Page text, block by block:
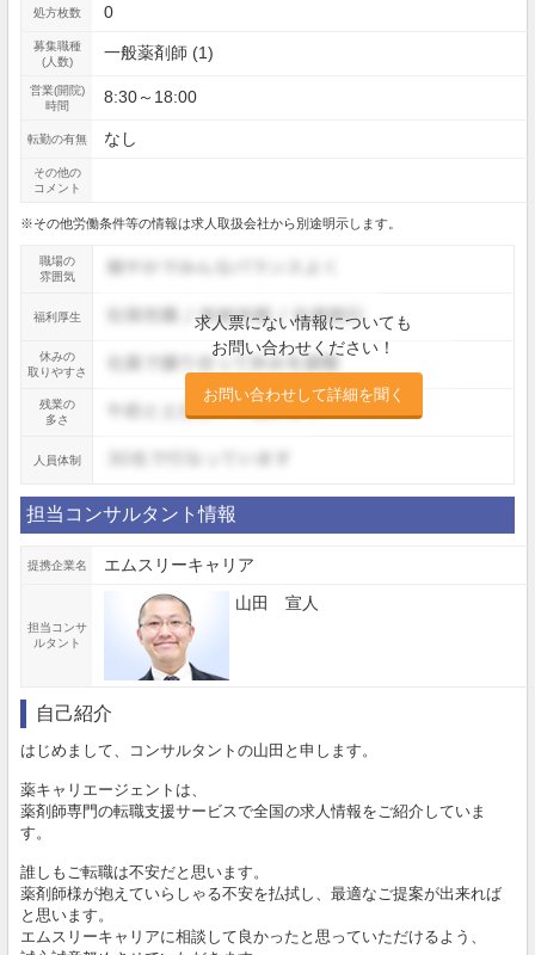
処方枚数 0
募集職種
(人数)
一般薬剤師 (1)
営業(開院)
時間
8:30～18:00
転勤の有無 なし
その他の
コメント
※その他労働条件等の情報は求人取扱会社から別途明示します。
職場の
雰囲気
求人票にない情報についても
お問い合わせください！
お問い合わせして詳細を聞く
福利厚生
休みの
取りやすさ
残業の
多さ
人員体制
担当コンサルタント情報
提携企業名 エムスリーキャリア
担当コンサ
ルタント
山田 宣人
自己紹介
はじめまして、コンサルタントの山田と申します。
薬キャリエージェントは、
薬剤師専門の転職支援サービスで全国の求人情報をご紹介していま
す。
誰しもご転職は不安だと思います。
薬剤師様が抱えていらしゃる不安を払拭し、最適なご提案が出来れば
と思います。
エムスリーキャリアに相談して良かったと思っていただけるよう、